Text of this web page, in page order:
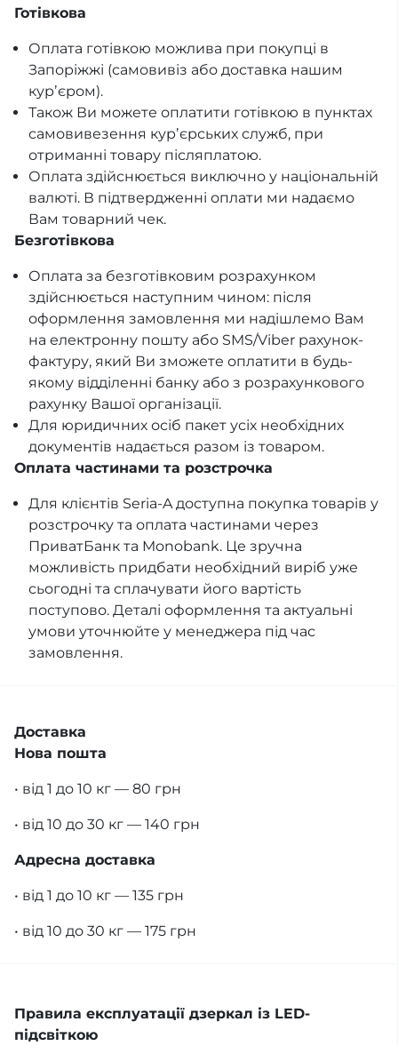
Готівкова
Оплата готівкою можлива при покупці в
Запоріжжі (самовивіз або доставка нашим
курʼєром).
Також Ви можете оплатити готівкою в пунктах
самовивезення курʼєрських служб, при
отриманні товару післяплатою.
Оплата здійснюється виключно у національній
валюті. В підтвердженні оплати ми надаємо
Вам товарний чек.
Безготівкова
Оплата за безготівковим розрахунком
здійснюється наступним чином: після
оформлення замовлення ми надішлемо Вам
на електронну пошту або SMS/Viber рахунок-
фактуру, який Ви зможете оплатити в будь-
якому відділенні банку або з розрахункового
рахунку Вашої організації.
Для юридичних осіб пакет усіх необхідних
документів надається разом із товаром.
Оплата частинами та розстрочка
Для клієнтів Seria-A доступна покупка товарів у
розстрочку та оплата частинами через
ПриватБанк та Monobank. Це зручна
можливість придбати необхідний виріб уже
сьогодні та сплачувати його вартість
поступово. Деталі оформлення та актуальні
умови уточнюйте у менеджера під час
замовлення.
Доставка
Нова пошта
• від 1 до 10 кг — 80 грн
• від 10 до 30 кг — 140 грн
Адресна доставка
• від 1 до 10 кг — 135 грн
• від 10 до 30 кг — 175 грн
Правила експлуатації дзеркал із LED-
підсвіткою